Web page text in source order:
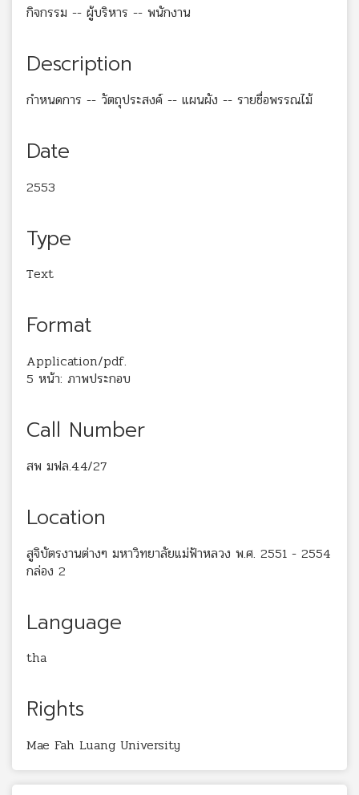
กิจกรรม -- ผู้บริหาร -- พนักงาน
Description
กำหนดการ -- วัตถุประสงค์ -- แผนผัง -- รายชื่อพรรณไม้
Date
2553
Type
Text
Format
Application/pdf.
5 หน้า: ภาพประกอบ
Call Number
สพ มฟล.4.4/27
Location
สูจิบัตรงานต่างๆ มหาวิทยาลัยแม่ฟ้าหลวง พ.ศ. 2551 - 2554
กล่อง 2
Language
tha
Rights
Mae Fah Luang University